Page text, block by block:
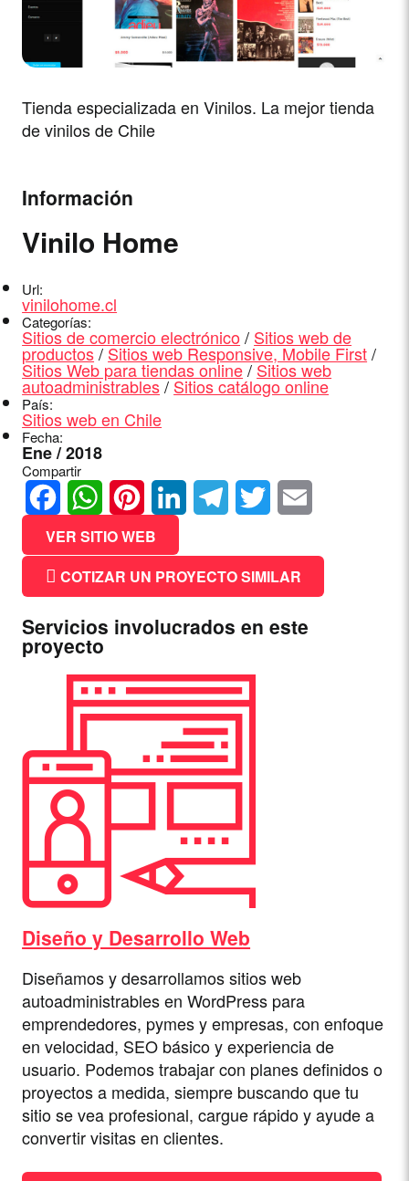
Tienda especializada en Vinilos. La mejor tienda
de vinilos de Chile
Información
Vinilo Home
Url:
vinilohome.cl
Categorías:
Sitios de comercio electrónico/ Sitios web de
productos/Sitios web Responsive, Mobile First/
Sitios Web para tiendas online/Sitios web
autoadministrables/Sitios catálogo online
País:
Sitios web en Chile
Fecha:
Ene / 2018
Compartir
FacebookWhatsApp
PinterestLinkedIn
VER SITIO WEB
COTIZAR UN PROYECTO SIMILAR
Servicios involucrados en este
proyecto
Diseño y Desarrollo Web
Diseñamos y desarrollamos sitios web
autoadministrables en WordPress para
emprendedores, pymes y empresas, con enfoque
en velocidad, SEO básico y experiencia de
usuario. Podemos trabajar con planes definidos o
proyectos a medida, siempre buscando que tu
sitio se vea profesional, cargue rápido y ayude a
convertir visitas en clientes.